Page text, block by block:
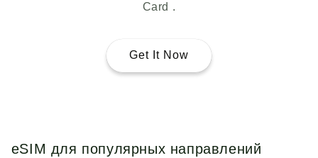
Card .
Get It Now
eSIM для популярных направлений